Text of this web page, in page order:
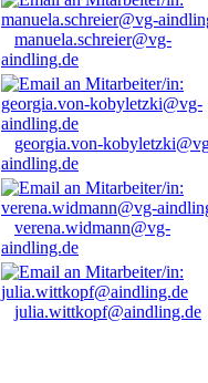
manuela.schreier@vg-
aindling.de
georgia.von-
aindling.de
verena.widmann@vg-
aindling.de
julia.wittkopf@aindling.de